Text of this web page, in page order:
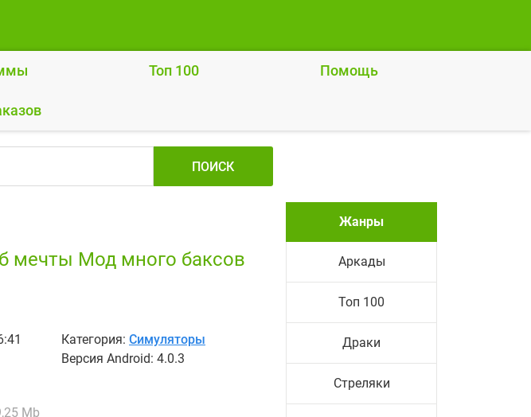
Топ 100 Помощь
ПОИСК
мечты Мод много баксов
Категория: Симуляторы
Версия Android: 4.0.3
Mb
Жанры
Аркады
Топ 100
Драки
Стреляки